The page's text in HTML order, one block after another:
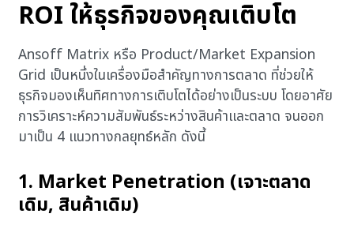
ROI ให้ธุรกิจของคุณเติบโต
Ansoff Matrix หรือ Product/Market Expansion
Grid เป็นหนึ่งในเครื่องมือสำคัญทางการตลาด ที่ช่วยให้
ธุรกิจมองเห็นทิศทางการเติบโตได้อย่างเป็นระบบ โดยอาศัย
การวิเคราะห์ความสัมพันธ์ระหว่างสินค้าและตลาด จนออก
มาเป็น 4 แนวทางกลยุทธ์หลัก ดังนี้
1. Market Penetration (เจาะตลาด
เดิม, สินค้าเดิม)